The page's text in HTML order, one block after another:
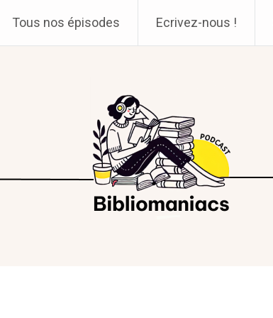
Tous nos épisodes Ecrivez-nous !